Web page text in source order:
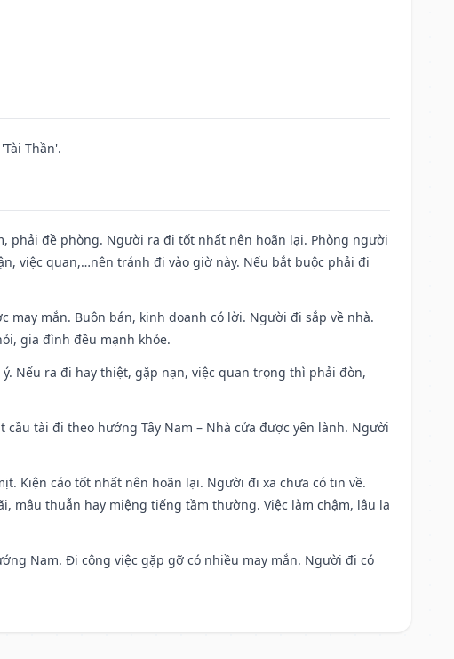
Thần'.
phải đề phòng. Người ra đi tốt nhất nên hoãn lại. Phòng người
việc quan,…nên tránh đi vào giờ này. Nếu bắt buộc phải đi
mắn. Buôn bán, kinh doanh có lời. Người đi sắp về nhà.
gia đình đều mạnh khỏe.
Nếu ra đi hay thiệt, gặp nạn, việc quan trọng thì phải đòn,
tài đi theo hướng Tây Nam – Nhà cửa được yên lành. Người
Kiện cáo tốt nhất nên hoãn lại. Người đi xa chưa có tin về.
mâu thuẫn hay miệng tiếng tầm thường. Việc làm chậm, lâu la
Nam. Đi công việc gặp gỡ có nhiều may mắn. Người đi có